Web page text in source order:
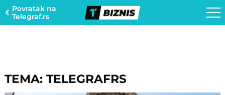
Povratak na
Telegraf.rs
TEMA: TELEGRAFRS